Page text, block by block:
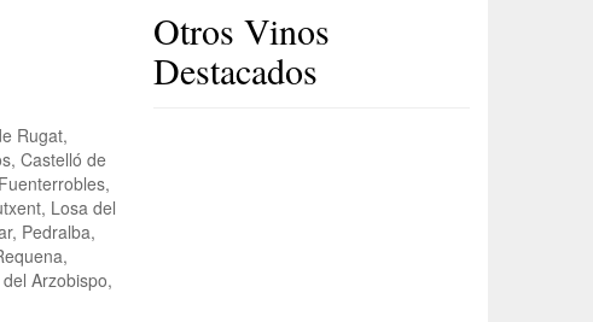
Rugat,
Castelló de
Losa del
Pedralba,
Arzobispo,
Otros Vinos
Destacados